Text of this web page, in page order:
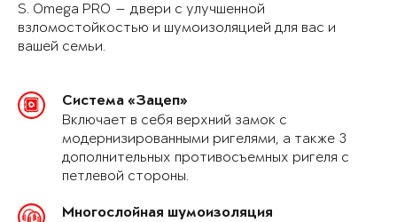
S. Omega PRO — двери с улучшенной
взломостойкостью и шумоизоляцией для вас и
вашей семьи.
Система «Зацеп»
Включает в себя верхний замок с
модернизированными ригелями, а также 3
дополнительных противосъемных ригеля с
петлевой стороны.
Многослойная шумоизоляция